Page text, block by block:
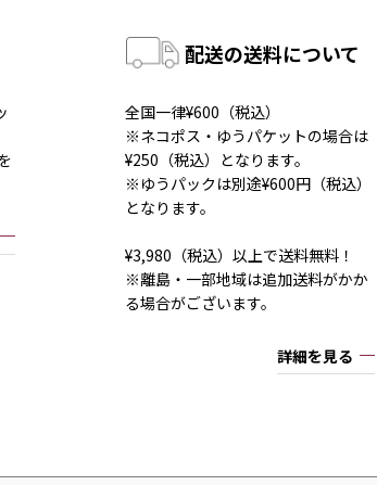
配送の送料について
全国一律¥600（税込）
※ネコポス・ゆうパケットの場合は
¥250（税込）となります。
※ゆうパックは別途¥600円（税込）
となります。
¥3,980（税込）以上で送料無料！
※離島・一部地域は追加送料がかか
る場合がございます。
詳細を見る